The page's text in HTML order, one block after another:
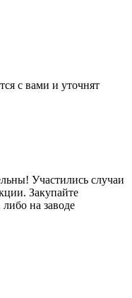
с вами и уточнят
Участились случаи
Закупайте
на заводе